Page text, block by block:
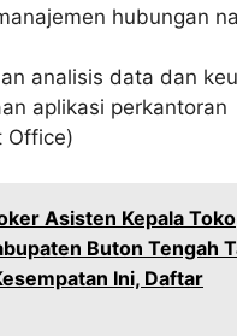
hubungan
analisis data dan
aplikasi perkantoran
Office)
Asisten Kepala Toko
Buton Tengah
Ini, Daftar